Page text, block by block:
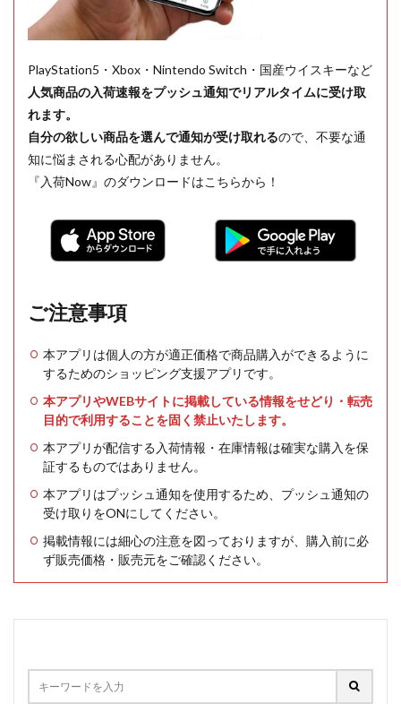
PlayStation5・Xbox・Nintendo Switch・国産ウイスキーなど
人気商品の入荷速報をプッシュ通知でリアルタイムに受け取
れます。
自分の欲しい商品を選んで通知が受け取れるので、不要な通
知に悩まされる心配がありません。
『入荷Now』のダウンロードはこちらから！
ご注意事項
本アプリは個人の方が適正価格で商品購入ができるように
するためのショッピング支援アプリです。
本アプリやWEBサイトに掲載している情報をせどり・転売
目的で利用することを固く禁止いたします。
本アプリが配信する入荷情報・在庫情報は確実な購入を保
証するものではありません。
本アプリはプッシュ通知を使用するため、プッシュ通知の
受け取りをONにしてください。
掲載情報には細心の注意を図っておりますが、購入前に必
ず販売価格・販売元をご確認ください。